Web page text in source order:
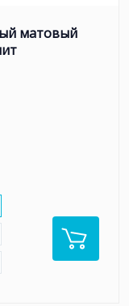
матовый